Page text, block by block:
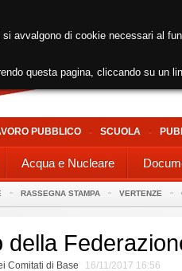
PUBBLICO SCUOLA
Acqua e Nucleare
RASSEGNA STAMPA VERTENZE
della
Comitati di Base 16/11/2017 16:56
avvalgono di cookie necessari al
questa pagina, cliccando su un